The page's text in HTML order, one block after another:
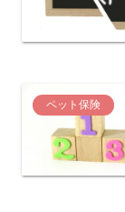
ペット保険